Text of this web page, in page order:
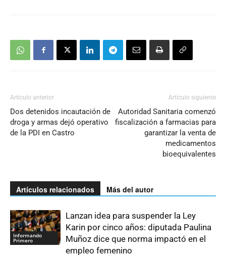
Artículo anterior
Dos detenidos incautación de
droga y armas dejó operativo
de la PDI en Castro
Artículo siguiente
Autoridad Sanitaria comenzó
fiscalización a farmacias para
garantizar la venta de
medicamentos
bioequivalentes
Artículos relacionados Más del autor
Informando
Primero
Lanzan idea para suspender la Ley
Karin por cinco años: diputada Paulina
Muñoz dice que norma impactó en el
empleo femenino